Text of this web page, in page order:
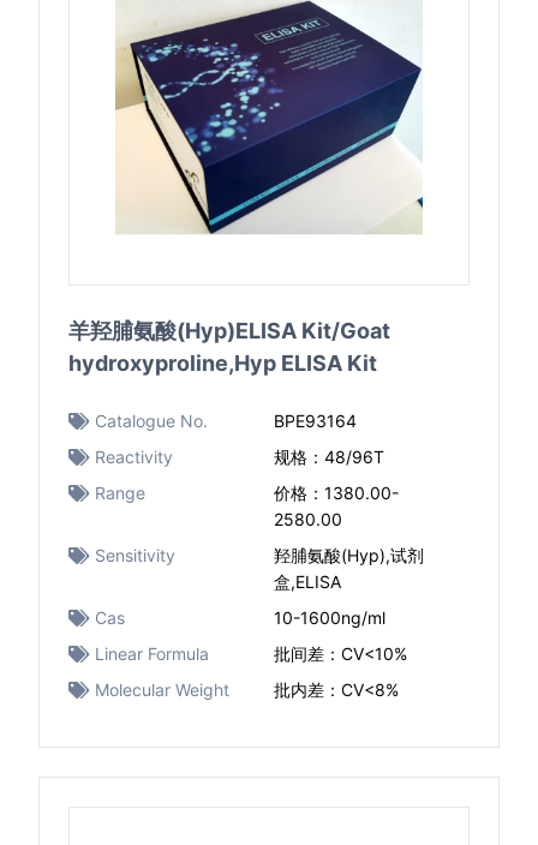
羊羟脯氨酸(Hyp)ELISA Kit/Goat
hydroxyproline,Hyp ELISA Kit
Catalogue No.
BPE93164
Reactivity
规格：48/96T
Range
价格：1380.00-
2580.00
Sensitivity
羟脯氨酸(Hyp),试剂
盒,ELISA
Cas
10-1600ng/ml
Linear Formula
批间差：CV<10%
Molecular Weight
批内差：CV<8%